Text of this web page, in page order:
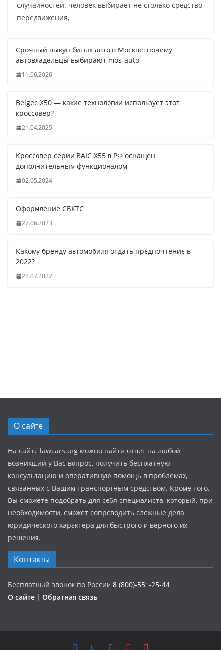
случайностей: человек выбирает не столько средство
передвижения,
Срочный выкуп битых авто в Москве: почему
автовладельцы выбирают mos-auto
11.06.2026
Belgee X50 — какие технологии использует этот
кроссовер?
21.04.2025
Кроссовер серии BAIC X55 в РФ оснащен
дополнительным функционалом
02.05.2024
Оформление СБКТС
27.06.2023
Какому бренду автомобиля отдать предпочтение в
2022?
22.07.2022
О сайте
На сайте lawcars.org можно найти ответ на любой
возникший у Вас вопрос, получить бесплатную
консультацию и оперативную помощь в проблемах,
связанных с Вашим транспортным средством. Кроме того,
Вы сможете подобрать для себя специалиста, который, при
необходимости, сможет сопроводить сложные дела
юридического характера для быстрого и верного их
решения.
Контакты
Бесплатный звонок по России 8 (800)-551-25-44
О сайте | Обратная связь